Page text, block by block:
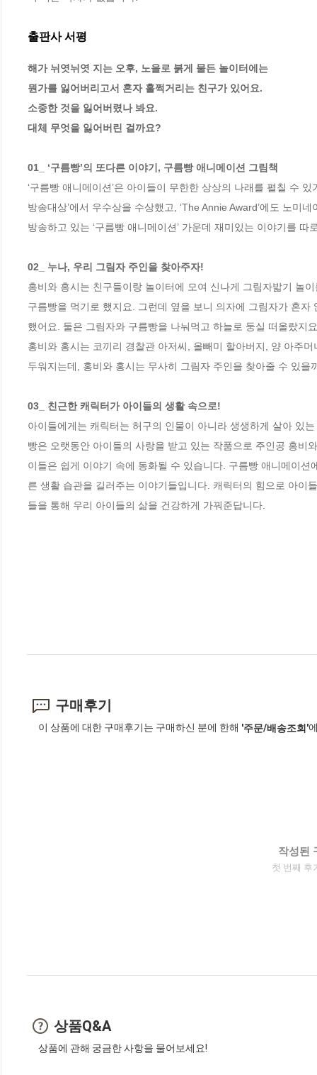
출판사 서평
해가 뉘엿뉘엿 지는 오후, 노을로 붉게 물든 놀이터에는
뭔가를 잃어버리고서 혼자 훌쩍거리는 친구가 있어요.
소중한 것을 잃어버렸나 봐요.
대체 무엇을 잃어버린 걸까요?
01_ ‘구름빵’의 또다른 이야기, 구름빵 애니메이션 그림책
‘구름빵 애니메이션’은 아이들이 무한한 상상의 나래를 펼칠 수
방송대상’에서 우수상을 수상했고, ‘The Annie Award’에도 노미
방송하고 있는 ‘구름빵 애니메이션’ 가운데 재미있는 이야기를
02_ 누나, 우리 그림자 주인을 찾아주자!
홍비와 홍시는 친구들이랑 놀이터에 모여 신나게 그림자밟기 놀
구름빵을 먹기로 했지요. 그런데 옆을 보니 의자에 그림자가 혼
했어요. 둘은 그림자와 구름빵을 나눠먹고 하늘로 둥실 떠올랐지
홍비와 홍시는 코끼리 경찰관 아저씨, 올빼미 할아버지, 양 아주
두워지는데, 홍비와 홍시는 무사히 그림자 주인을 찾아줄 수 있을
03_ 친근한 캐릭터가 아이들의 생활 속으로!
아이들에게는 캐릭터는 허구의 인물이 아니라 생생하게 살아 있
빵은 오랫동안 아이들의 사랑을 받고 있는 작품으로 주인공 홍비
이들은 쉽게 이야기 속에 동화될 수 있습니다. 구름빵 애니메이
른 생활 습관을 길러주는 이야기들입니다. 캐릭터의 힘으로 아이
들을 통해 우리 아이들의 삶을 건강하게 가꿔준답니다.
구매후기
이 상품에 대한 구매후기는 구매하신 분에 한해 '주문/배송조회'
작성된
첫 번째 후
상품Q&A
상품에 관해 궁금한 사항을 물어보세요!